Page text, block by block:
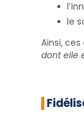
le
Ainsi,
dont elle